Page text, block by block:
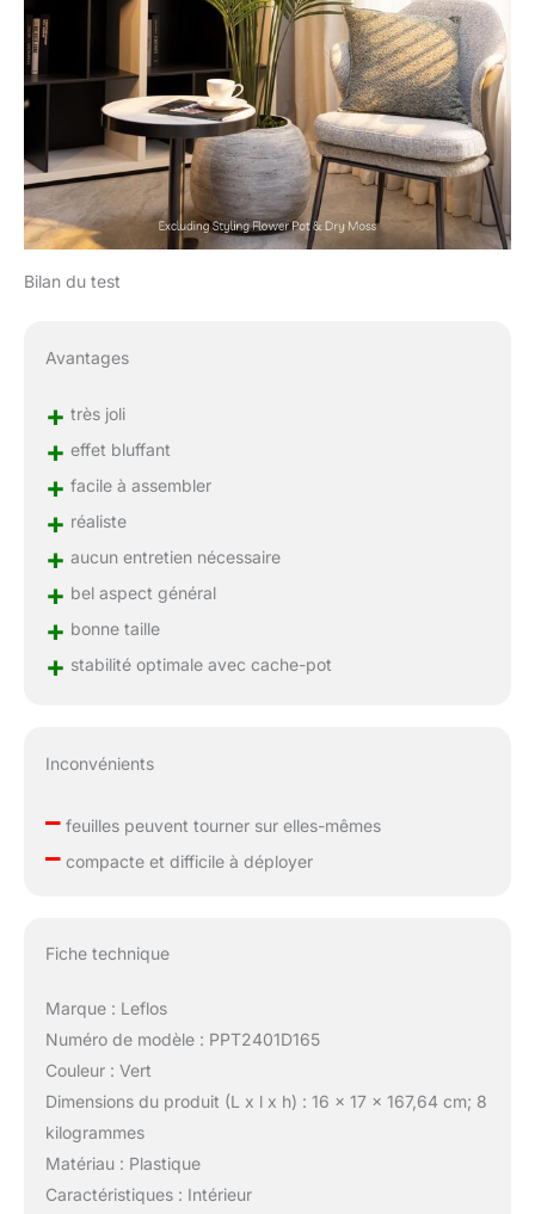
Bilan du test
Avantages
+ très joli
+ effet bluffant
+ facile à assembler
+ réaliste
+ aucun entretien nécessaire
+ bel aspect général
+ bonne taille
+ stabilité optimale avec cache-pot
Inconvénients
–feuilles peuvent tourner sur elles-mêmes
–compacte et difficile à déployer
Fiche technique
Marque : Leflos
Numéro de modèle : PPT2401D165
Couleur : Vert
Dimensions du produit (L x l x h) : 16 x 17 x 167,64 cm; 8
kilogrammes
Matériau : Plastique
Caractéristiques : Intérieur